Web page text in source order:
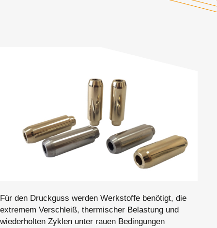
Für den Druckguss werden Werkstoffe benötigt, die
extremem Verschleiß, thermischer Belastung und
wiederholten Zyklen unter rauen Bedingungen